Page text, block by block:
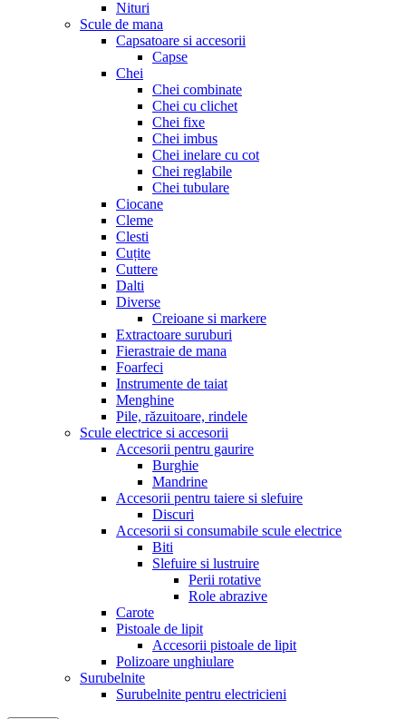
Nituri
Scule de mana
Capsatoare si accesorii
Capse
Chei
Chei combinate
Chei cu clichet
Chei fixe
Chei imbus
Chei inelare cu cot
Chei reglabile
Chei tubulare
Ciocane
Cleme
Clesti
Cuțite
Cuttere
Dalti
Diverse
Creioane si markere
Extractoare suruburi
Fierastraie de mana
Foarfeci
Instrumente de taiat
Menghine
Pile, răzuitoare, rindele
Scule electrice si accesorii
Accesorii pentru gaurire
Burghie
Mandrine
Accesorii pentru taiere si slefuire
Discuri
Accesorii si consumabile scule electrice
Biti
Slefuire si lustruire
Perii rotative
Role abrazive
Carote
Pistoale de lipit
Accesorii pistoale de lipit
Polizoare unghiulare
Surubelnite
Surubelnite pentru electricieni